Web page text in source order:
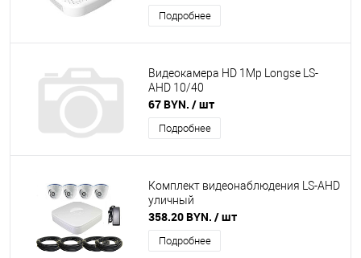
Подробнее
Видеокамера HD 1Mp Longse LS-
AHD 10/40
67 BYN. / шт
Подробнее
Комплект видеонаблюдения LS-AHD
уличный
358.20 BYN. / шт
Подробнее